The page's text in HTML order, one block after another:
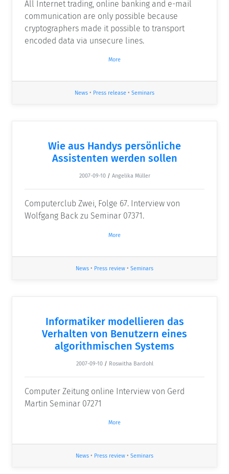
All Internet trading, online banking and e-mail
communication are only possible because
cryptographers made it possible to transport
encoded data via unsecure lines.
More
News • Press release • Seminars
Wie aus Handys persönliche
Assistenten werden sollen
2007-09-10 / Angelika Müller
Computerclub Zwei, Folge 67. Interview von
Wolfgang Back zu Seminar 07371.
More
News • Press review • Seminars
Informatiker modellieren das
Verhalten von Benutzern eines
algorithmischen Systems
2007-09-10 / Roswitha Bardohl
Computer Zeitung online Interview von Gerd
Martin Seminar 07271
More
News • Press review • Seminars